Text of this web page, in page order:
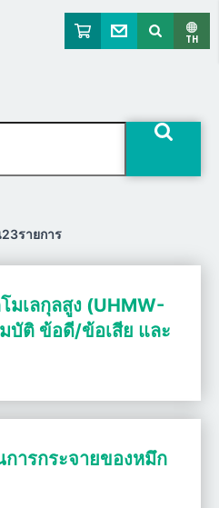
มิคัล อินดัสตรีส์ ลิมิเต็ด
TH
รายการ
มเลกุลสูง (UHMW-
บัติ ข้อดี/ข้อเสีย และ
การกระจายของหมึก